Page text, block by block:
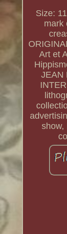
Size:
mark
Art et
JEAN
show,